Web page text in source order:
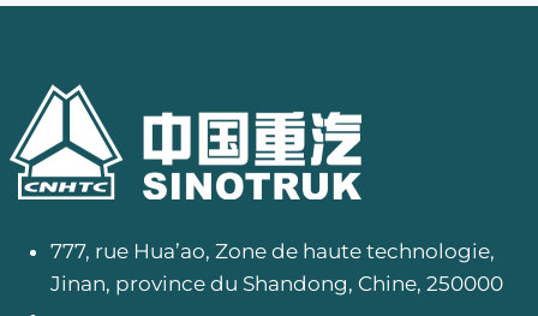
777, rue Hua’ao, Zone de haute technologie,
Jinan, province du Shandong, Chine, 250000